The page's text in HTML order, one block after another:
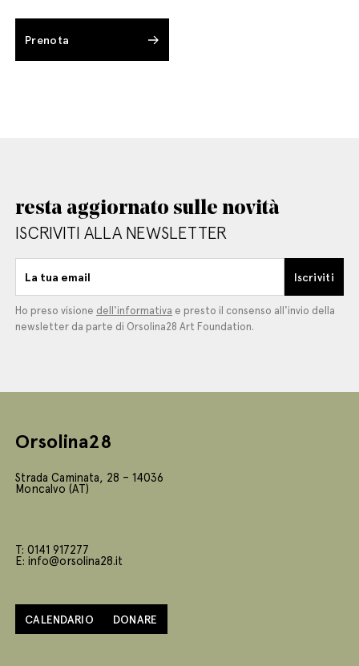
Prenota
resta aggiornato sulle novità
ISCRIVITI ALLA NEWSLETTER
La tua email Iscriviti
Ho preso visione dell'informativa e presto il consenso all'invio della
newsletter da parte di Orsolina28 Art Foundation.
Orsolina28
Strada Caminata, 28 – 14036
Moncalvo (AT)
T: 0141 917277
E: info@orsolina28.it
CALENDARIO DONARE